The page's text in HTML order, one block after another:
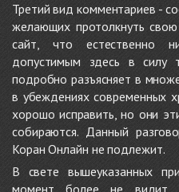
Третий вид комментариев -
желающих протолкнуть
сайт, что естественно
допустимым здесь в силу
подробно разъясняет в
в убеждениях современных
хорошо исправить, но они
собираются. Данный
Коран Онлайн не подлежит.
В свете вышеуказанных